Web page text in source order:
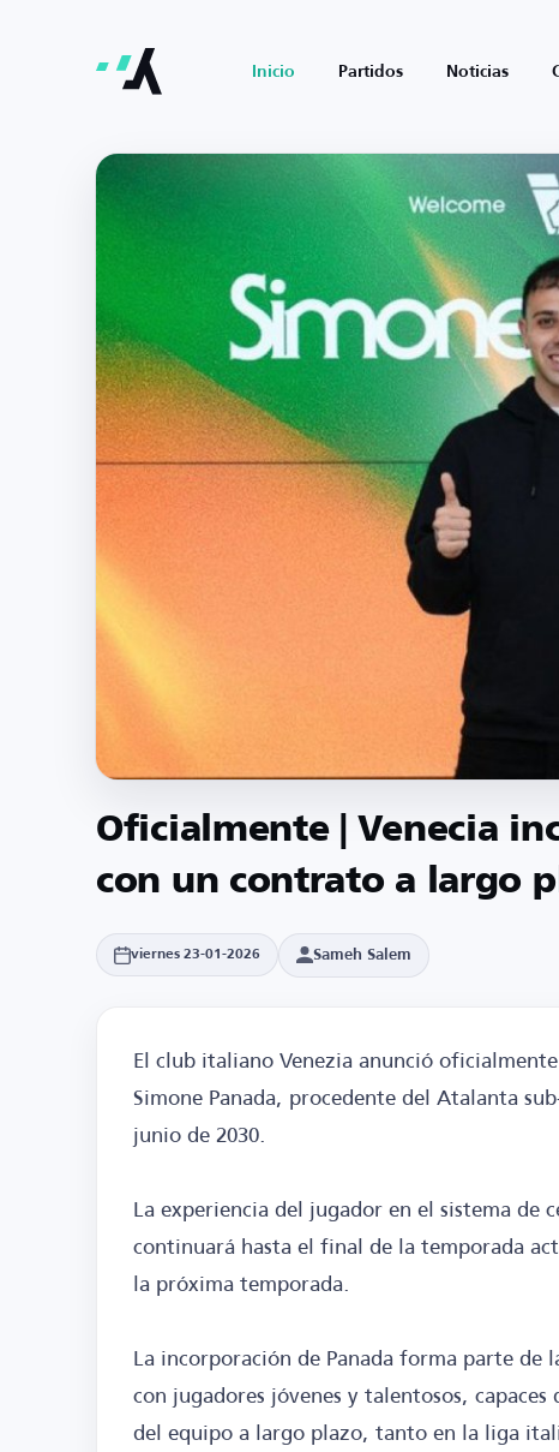
Inicio Partidos Noticias
Oficialmente | Venecia
con un contrato a largo
viernes 23-01-2026 Sameh Salem
El club italiano Venezia anunció
Simone Panada, procedente del Atalanta
junio de 2030.
La experiencia del jugador en el sistema de
continuará hasta el final de la temporada
la próxima temporada.
La incorporación de Panada forma parte de
con jugadores jóvenes y talentosos,
del equipo a largo plazo, tanto en la liga